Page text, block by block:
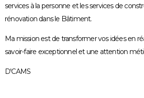
services à la personne et les services de
rénovation dans le Bâtiment.
Ma mission est de transformer vos idées en
savoir-faire exceptionnel et une attention
D'CAMS